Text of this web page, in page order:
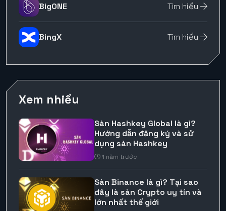
BigONE Tìm hiểu
BingX Tìm hiểu
Xem nhiều
Sàn Hashkey Global là gì?
Hướng dẫn đăng ký và sử
dụng sàn Hashkey
1 năm trước
Sàn Binance là gì? Tại sao
đây là sàn Crypto uy tín và
lớn nhất thế giới